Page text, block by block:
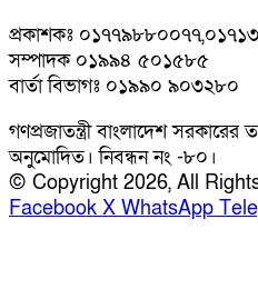
প্রকাশকঃ
সম্পাদক ০১৯৯৪ ৫০১৫৮৫
বার্তা বিভাগঃ ০১৯৯০ ৯০৩২৮০
গণপ্রজাতন্ত্রী বাংলাদেশ সরকারের
অনুমোদিত। নিবন্ধন নং -৮০।
© Copyright 2026, All
Facebook X WhatsApp